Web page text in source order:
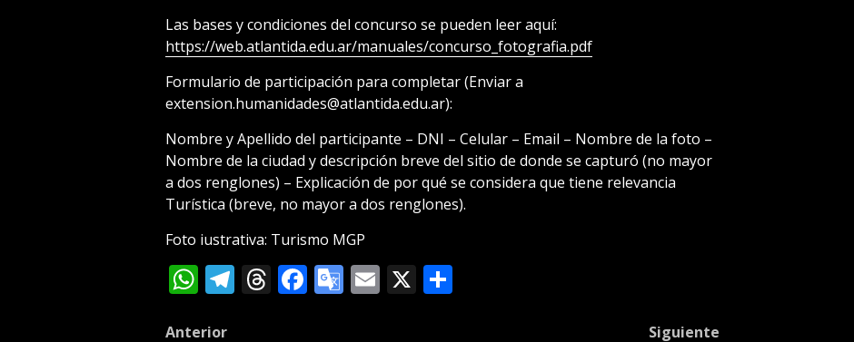
Las bases y condiciones del concurso se pueden leer aquí:
https://web.atlantida.edu.ar/manuales/concurso_fotografia.pdf
Formulario de participación para completar (Enviar a
extension.humanidades@atlantida.edu.ar):
Nombre y Apellido del participante – DNI – Celular – Email – Nombre de la foto –
Nombre de la ciudad y descripción breve del sitio de donde se capturó (no mayor
a dos renglones) – Explicación de por qué se considera que tiene relevancia
Turística (breve, no mayor a dos renglones).
Foto iustrativa: Turismo MGP
WhatsApp
Telegram
Threads
Facebook
Google
Translate
Email
X Compartir
Anterior
Siguiente